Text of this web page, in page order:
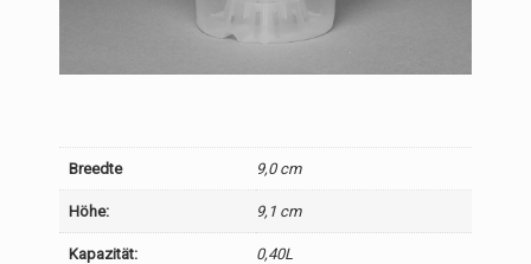
Breedte 9,0 cm
Höhe: 9,1 cm
Kapazität: 0,40L